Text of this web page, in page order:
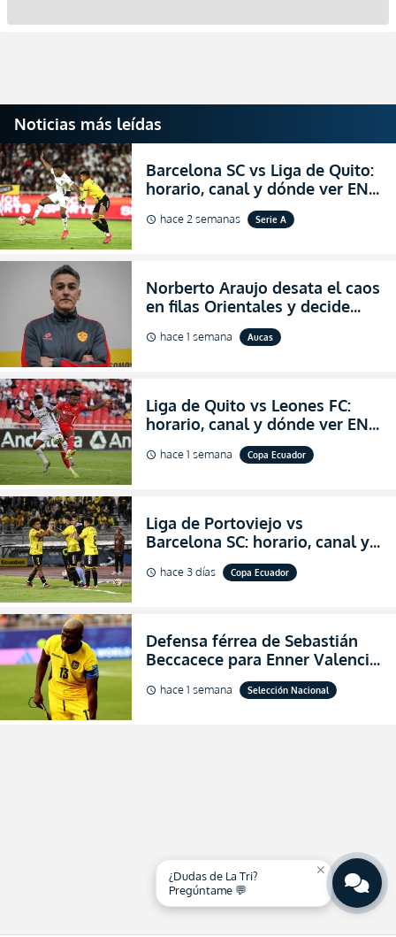
Noticias más leídas
Barcelona SC vs Liga de Quito:
horario, canal y dónde ver EN
VIVO la Fecha 22 de la LigaPro
2026
schedule hace 2 semanas Serie A
Norberto Araujo desata el caos
en filas Orientales y decide
abandonar la dirección técnica
de Aucas
schedule hace 1 semana Aucas
Liga de Quito vs Leones FC:
horario, canal y dónde ver EN
VIVO los octavos de final de la
Copa Ecuador 2026
schedule hace 1 semana Copa Ecuador
Liga de Portoviejo vs
Barcelona SC: horario, canal y
dónde ver EN VIVO los octavos
de final de la Copa Ecuador
schedule hace 3 días Copa Ecuador
Defensa férrea de Sebastián
Beccacece para Enner Valencia
al indicar que era el hombre
indicado para Ecuador
schedule hace 1 semana Selección Nacional
close
¿Dudas de La Tri?
Pregúntame 💬